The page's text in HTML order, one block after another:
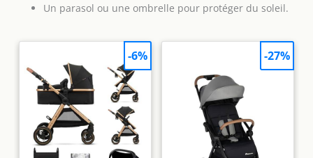
Un parasol ou une ombrelle pour protéger du soleil.
-6% -27%